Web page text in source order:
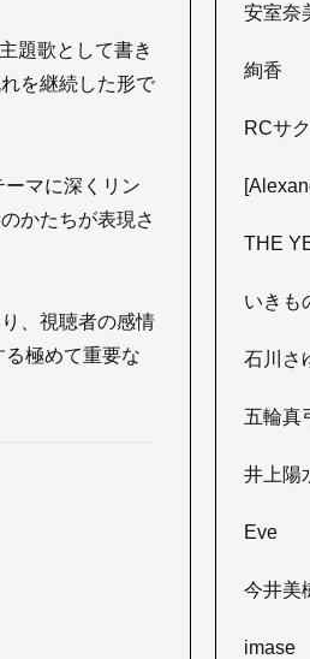
題歌として書き
を継続した形で
マに深くリン
かたちが表現さ
、視聴者の感情
極めて重要な
安室奈
絢香
RCサ
THE
いきも
石川さ
五輪真
井上陽
Eve
今井美
imase